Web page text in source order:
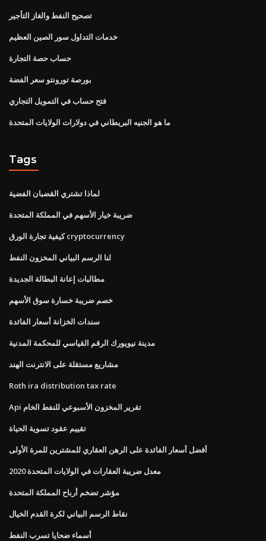
تصحيح النفط والغاز التأجير
خدمات التداول سور الصين العظيم
حساب حصة التجارة
بورصة تورونتو سعر الفضة
فتح حساب في التمويل التجاري
ما هو الجنيه البريطاني في دولارات الولايات المتحدة
Tags
لماذا تشتري القضبان الفضية
ضريبة خيار الأسهم في المملكة المتحدة
كيفية تجارة الورق cryptocurrency
لنا الرسم البياني المخزون النفط
مطالبات إعانة البطالة الجديدة
خصم ضريبة خسارة سوق الأسهم
سندات الخزانة أسعار الفائدة
مدينة نيويورك الرقم القياسي للمحكمة المدنية
مشاريع مستقلة على الانترنت الهند
Roth ira distribution tax rate
Api تقرير المخزون الأسبوعي للنفط الخام
تقييم عقود تسوية الحياة
أفضل أسعار الفائدة على الرهن العقاري للمشترين للمرة الأولى
معدل ضريبة العقارات في الولايات المتحدة 2020
مؤشر تضخم أرباح المملكة المتحدة
نقاط الرسم البياني لكرة القدم الخيال
أسماء ضحايا تسرب النفط